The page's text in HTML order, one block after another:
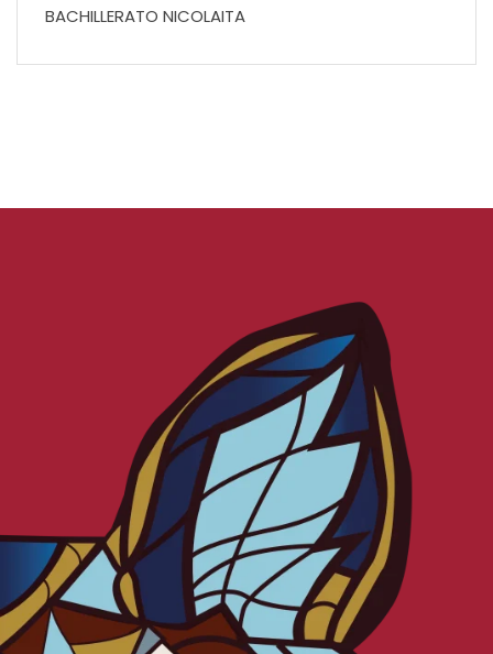
BACHILLERATO NICOLAITA